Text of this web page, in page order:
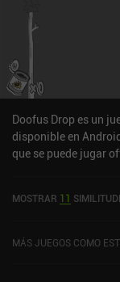
Doofus Drop es un
disponible en
que se puede jugar
sobre 5,0 en Google
MOSTRAR 11
MÁS JUEGOS COMO